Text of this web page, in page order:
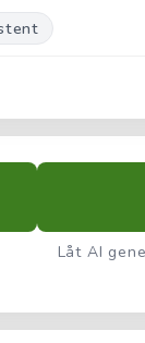
Låt AI